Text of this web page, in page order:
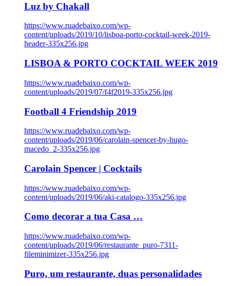
Luz by Chakall
https://www.ruadebaixo.com/wp-
content/uploads/2019/10/lisboa-porto-cocktail-week-2019-
header-335x256.jpg
LISBOA & PORTO COCKTAIL WEEK 2019
https://www.ruadebaixo.com/wp-
content/uploads/2019/07/f4f2019-335x256.jpg
Football 4 Friendship 2019
https://www.ruadebaixo.com/wp-
content/uploads/2019/06/carolain-spencer-by-hugo-
macedo_2-335x256.jpg
Carolain Spencer | Cocktails
https://www.ruadebaixo.com/wp-
content/uploads/2019/06/aki-catalogo-335x256.jpg
Como decorar a tua Casa …
https://www.ruadebaixo.com/wp-
content/uploads/2019/06/restaurante_puro-7311-
fileminimizer-335x256.jpg
Puro, um restaurante, duas personalidades